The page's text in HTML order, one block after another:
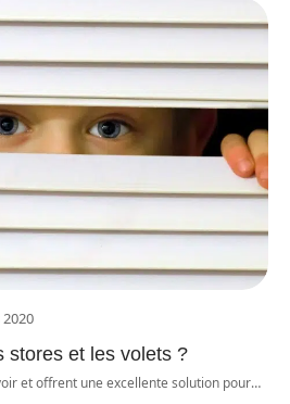
stores et les volets ?
et offrent une excellente solution pour…